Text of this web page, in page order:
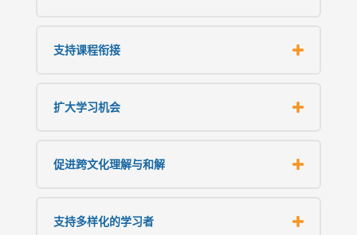
支持课程衔接
扩大学习机会
促进跨文化理解与和解
支持多样化的学习者